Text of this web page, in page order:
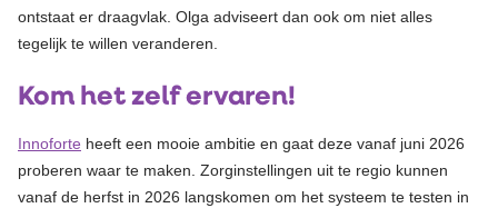
ontstaat er draagvlak. Olga adviseert dan ook om niet alles
tegelijk te willen veranderen.
Kom het zelf ervaren!
Innoforte heeft een mooie ambitie en gaat deze vanaf juni 2026
proberen waar te maken. Zorginstellingen uit te regio kunnen
vanaf de herfst in 2026 langskomen om het systeem te testen in